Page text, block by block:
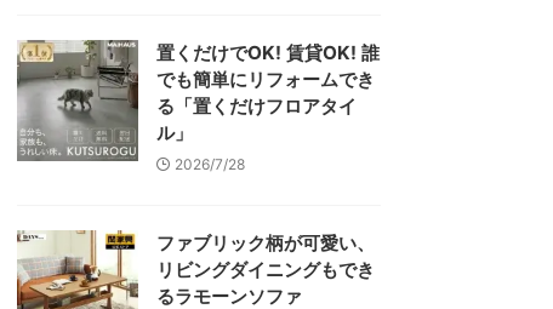
置くだけでOK! 賃貸OK! 誰
でも簡単にリフォームでき
る「置くだけフロアタイ
ル」
2026/7/28
ファブリック柄が可愛い、
リビングダイニングもでき
るラモーンソファ